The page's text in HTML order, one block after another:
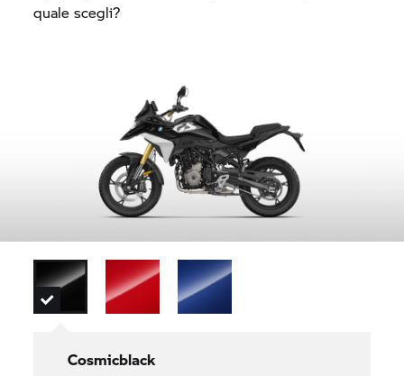
quale scegli?
Cosmicblack